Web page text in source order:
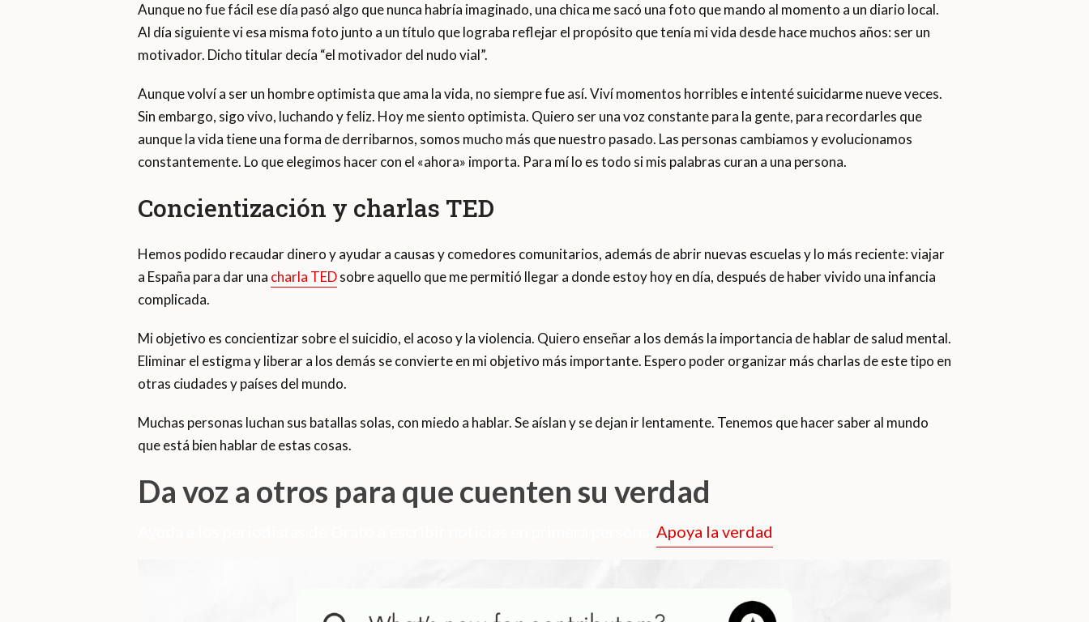
Aunque no fue fácil ese día pasó algo que nunca habría imaginado, una chica me sacó una foto que mando al momento a un diario local.
Al día siguiente vi esa misma foto junto a un título que lograba reflejar el propósito que tenía mi vida desde hace muchos años: ser un
motivador. Dicho titular decía “el motivador del nudo vial”.
Aunque volví a ser un hombre optimista que ama la vida, no siempre fue así. Viví momentos horribles e intenté suicidarme nueve veces.
Sin embargo, sigo vivo, luchando y feliz. Hoy me siento optimista. Quiero ser una voz constante para la gente, para recordarles que
aunque la vida tiene una forma de derribarnos, somos mucho más que nuestro pasado. Las personas cambiamos y evolucionamos
constantemente. Lo que elegimos hacer con el «ahora» importa. Para mí lo es todo si mis palabras curan a una persona.
Concientización y charlas TED
Hemos podido recaudar dinero y ayudar a causas y comedores comunitarios, además de abrir nuevas escuelas y lo más reciente: viajar
a España para dar una charla TEDsobre aquello que me permitió llegar a donde estoy hoy en día, después de haber vivido una infancia
complicada.
Mi objetivo es concientizar sobre el suicidio, el acoso y la violencia. Quiero enseñar a los demás la importancia de hablar de salud mental.
Eliminar el estigma y liberar a los demás se convierte en mi objetivo más importante. Espero poder organizar más charlas de este tipo en
otras ciudades y países del mundo.
Muchas personas luchan sus batallas solas, con miedo a hablar. Se aíslan y se dejan ir lentamente. Tenemos que hacer saber al mundo
que está bien hablar de estas cosas.
Da voz a otros para que cuenten su verdad
Apoya la verdad